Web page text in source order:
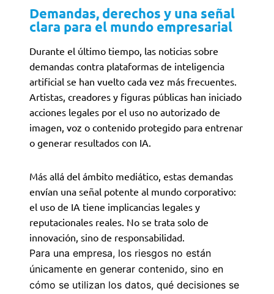
Demandas, derechos y una señal
clara para el mundo empresarial
Durante el último tiempo, las noticias sobre
demandas contra plataformas de inteligencia
artificial se han vuelto cada vez más frecuentes.
Artistas, creadores y figuras públicas han iniciado
acciones legales por el uso no autorizado de
imagen, voz o contenido protegido para entrenar
o generar resultados con IA.
Más allá del ámbito mediático, estas demandas
envían una señal potente al mundo corporativo:
el uso de IA tiene implicancias legales y
reputacionales reales. No se trata solo de
innovación, sino de responsabilidad.
Para una empresa, los riesgos no están
únicamente en generar contenido, sino en
cómo se utilizan los datos, qué decisiones se